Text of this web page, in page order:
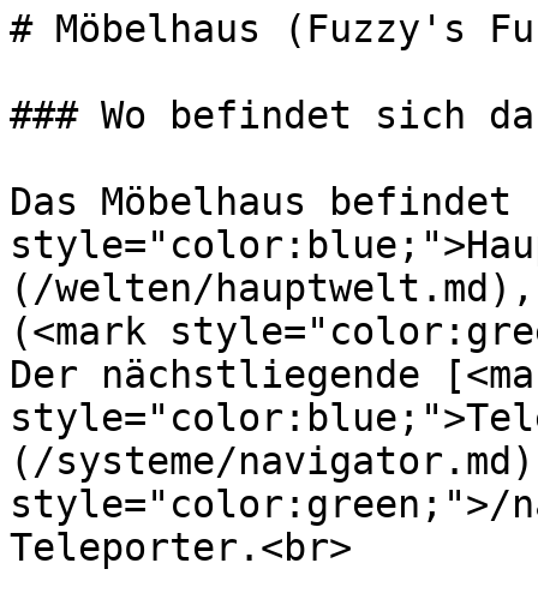
# Möbelhaus (Fuzzy's
### Wo befindet sich
Das Möbelhaus
(/welten/hauptwelt.md),
(<mark
Der nächstliegende
(/systeme/
style="color:green;">/
Teleporter.<br>